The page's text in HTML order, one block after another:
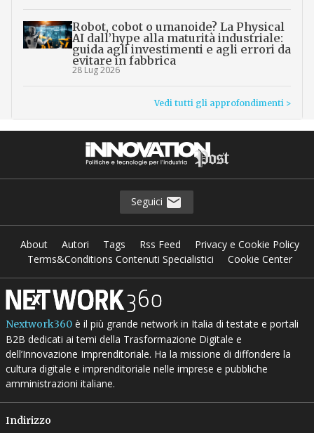
Robot, cobot o umanoide? La Physical
AI dall’hype alla maturità industriale:
guida agli investimenti e agli errori da
evitare in fabbrica
28 Lug 2026
Vedi tutti gli approfondimenti >
Seguici
About Autori Tags Rss Feed
Privacy e Cookie Policy
Terms&Conditions Contenuti Specialistici
Cookie Center
Nextwork360è il più grande network in Italia di testate e portali
B2B dedicati ai temi della Trasformazione Digitale e
dell’Innovazione Imprenditoriale. Ha la missione di diffondere la
cultura digitale e imprenditoriale nelle imprese e pubbliche
amministrazioni italiane.
Indirizzo